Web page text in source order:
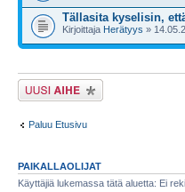
Tällasita kyselisin,
Kirjoittaja Herätyys »
Lähetä uusi viesti
Paluu Etusivu
PAIKALLAOLIJAT
Käyttäjiä lukemassa tätä aluetta: Ei